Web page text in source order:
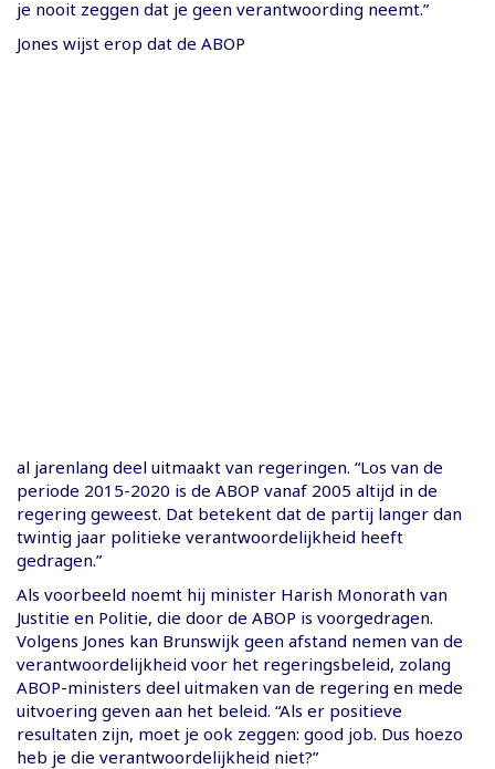
je nooit zeggen dat je geen verantwoording neemt.”
Jones wijst erop dat de ABOP
al jarenlang deel uitmaakt van regeringen. “Los van de
periode 2015-2020 is de ABOP vanaf 2005 altijd in de
regering geweest. Dat betekent dat de partij langer dan
twintig jaar politieke verantwoordelijkheid heeft
gedragen.”
Als voorbeeld noemt hij minister Harish Monorath van
Justitie en Politie, die door de ABOP is voorgedragen.
Volgens Jones kan Brunswijk geen afstand nemen van de
verantwoordelijkheid voor het regeringsbeleid, zolang
ABOP-ministers deel uitmaken van de regering en mede
uitvoering geven aan het beleid. “Als er positieve
resultaten zijn, moet je ook zeggen: good job. Dus hoezo
heb je die verantwoordelijkheid niet?”